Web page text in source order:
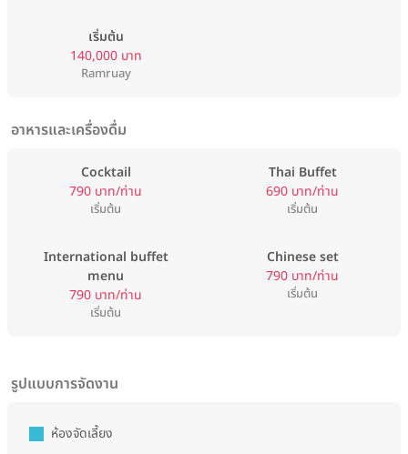
เริ่มต้น
140,000 บาท
Ramruay
อาหารและเครื่องดื่ม
Cocktail
790 บาท/ท่าน
เริ่มต้น
Thai Buffet
690 บาท/ท่าน
เริ่มต้น
International buffet
menu
790 บาท/ท่าน
เริ่มต้น
Chinese set
790 บาท/ท่าน
เริ่มต้น
รูปแบบการจัดงาน
ห้องจัดเลี้ยง